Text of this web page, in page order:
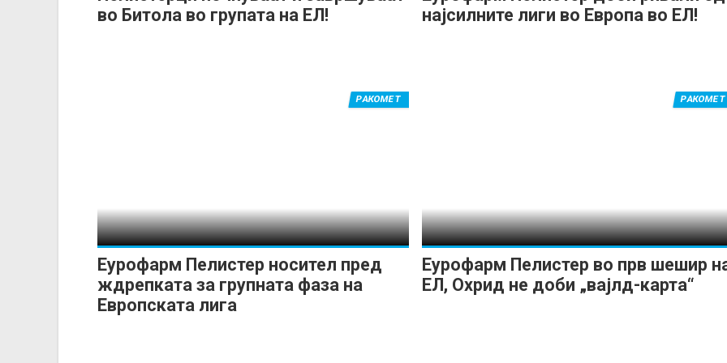
во Битола во групата на ЕЛ!
најсилните лиги во Европа во ЕЛ!
Еурофарм Пелистер носител пред
ждрепката за групната фаза на
Европската лига
РАКОМЕТ
Еурофарм Пелистер во прв шешир
ЕЛ, Охрид не доби „вајлд-карта“
РАКОМЕТ